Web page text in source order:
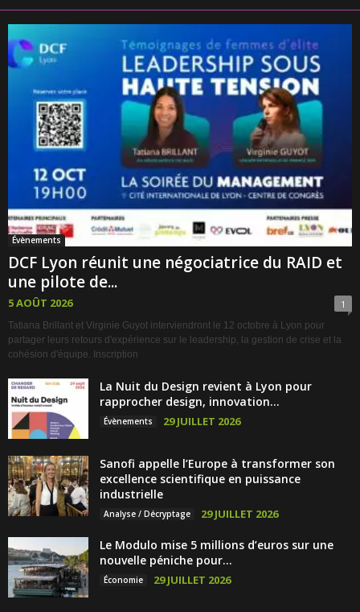
Évènements
DCF Lyon réunit une négociatrice du RAID et
une pilote de...
5 AOÛT 2026 1
Tatiana Brillant et Virginie Guyot interviendront le 12 octobre à Lyon pour
partager leurs retours d'expérience sur le leadership, la gestion de crise et la
cohésion d'équipe. Inscription
La Nuit du Design revient à Lyon pour
rapprocher design, innovation...
Évènements 29 JUILLET 2026
Sanofi appelle l’Europe à transformer son
excellence scientifique en puissance
industrielle
Analyse / Décryptage 29 JUILLET 2026
Le Modulo mise 5 millions d’euros sur une
nouvelle péniche pour...
Économie 29 JUILLET 2026